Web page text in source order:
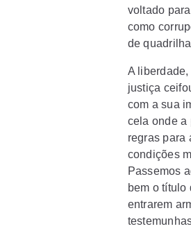
voltado
como
de
A
justiça
com a sua
cela onde a
regras para
condições
Passemos
bem o
entrarem